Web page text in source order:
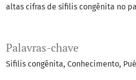
Palavras-chave
Sifilis congênita Conhecimento
altas cifras de sífilis congênita no